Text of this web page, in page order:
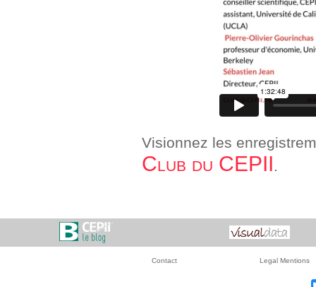
Visionnez les
Club du CEPII.
Contact Legal Mentions